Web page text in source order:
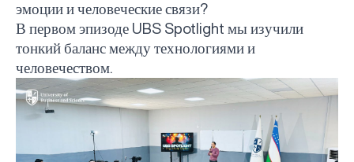
эмоции и человеческие связи?
В первом эпизоде UBS Spotlight мы изучили
тонкий баланс между технологиями и
человечеством.